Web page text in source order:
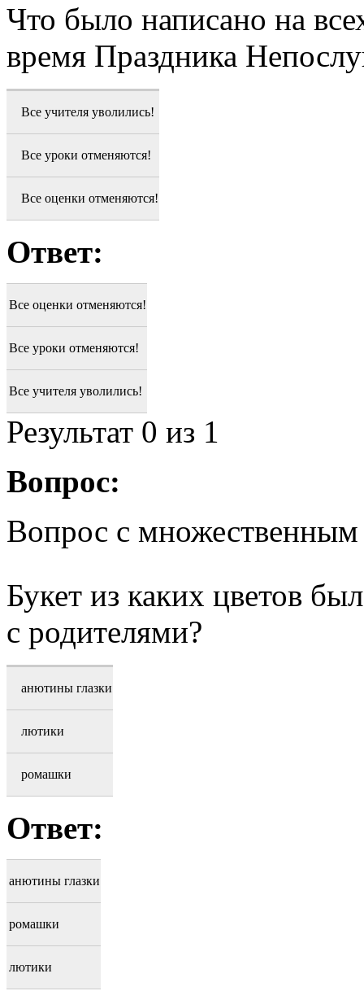
Что было написано на
время Праздника
Все учителя уволились!
Все уроки отменяются!
Все оценки отменяются!
Ответ:
Все оценки отменяются!
Все уроки отменяются!
Все учителя уволились!
Результат 0 из 1
Вопрос:
Вопрос с
Букет из каких цветов
с родителями?
анютины глазки
лютики
ромашки
Ответ:
анютины глазки
ромашки
лютики